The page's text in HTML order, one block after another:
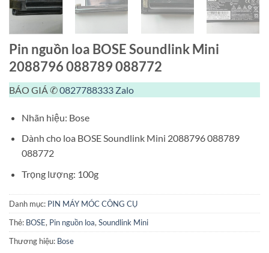
Pin nguồn loa BOSE Soundlink Mini
2088796 088789 088772
BÁO GIÁ ✆0827788333 Zalo
Nhãn hiệu: Bose
Dành cho loa BOSE Soundlink Mini 2088796 088789
088772
Trọng lượng: 100g
Danh mục: PIN MÁY MÓC CÔNG CỤ
Thẻ: BOSE, Pin nguồn loa, Soundlink Mini
Thương hiệu: Bose